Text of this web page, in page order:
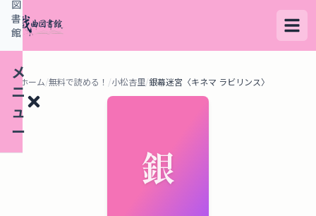
メ
ニ
ュ
ー
図
書
館
ホーム/無料で読める！ /小松杏里/銀幕迷宮〈キネマ ラビリンス〉
銀